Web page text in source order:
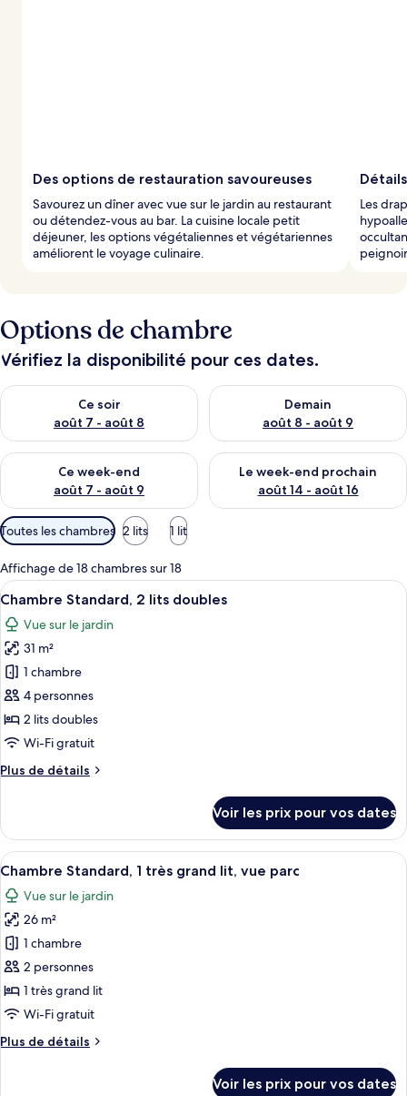
Des options de restauration savoureuses
Savourez un dîner avec vue sur le jardin au restaurant
ou détendez-vous au bar. La cuisine locale petit
déjeuner, les options végétaliennes et végétariennes
améliorent le voyage culinaire.
Les
Options de chambre
Vérifiez la disponibilité pour ces dates.
Ce soir
août 7 - août 8
Vérifier la disponibilité pour ce soir août 7 - août 8
Demain
août 8 - août 9
Vérifier la disponibilité pour
Ce week-end
août 7 - août 9
Vérifier la disponibilité pour ce week-end août 7 - août 9
Le week-end prochain
août 14 - août 16
Vérifier la disponibilité pour
Filtres
disponibles
pour
les
chambres
Toutes les chambres 2 lits 1 lit
Affichage de 18 chambres sur 18
Afficher
toutes
les
photos
pour
ce
type
de
chambre :
Chambre
lits
doubles
Une chambre d’hôtel avec deux lits,
12
Chambre Standard, 2 lits doubles
Vue sur le jardin
31 m²
1 chambre
4 personnes
2 lits doubles
Wi-Fi gratuit
Plus de détails
Plus
le
type
de
Chambre
Standard,
lits
doubles
Voir les prix pour vos dates
Afficher
toutes
les
photos
pour
ce
type
de
chambre :
Chambre
Une chambre d’hôtel avec un
12
Chambre Standard, 1 très grand lit, vue parc
Vue sur le jardin
26 m²
1 chambre
2 personnes
1 très grand lit
Wi-Fi gratuit
Plus de détails
Plus
Voir les prix pour vos dates